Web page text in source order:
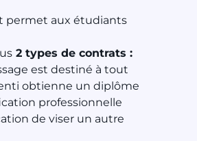
permet aux étudiants
2 types de contrats :
est destiné à tout
obtienne un diplôme
professionnelle
de viser un autre